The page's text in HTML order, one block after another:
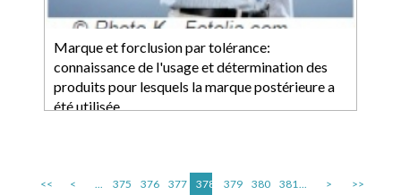
Marque et forclusion par tolérance:
connaissance de l'usage et détermination des
produits pour lesquels la marque postérieure a
été utilisée
<< < ... 375 376 377 378 379 380 381... > >>